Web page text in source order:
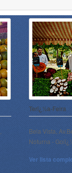
Terï¿½a-Feira
Bela Vista,
Noturna -
Ver lista